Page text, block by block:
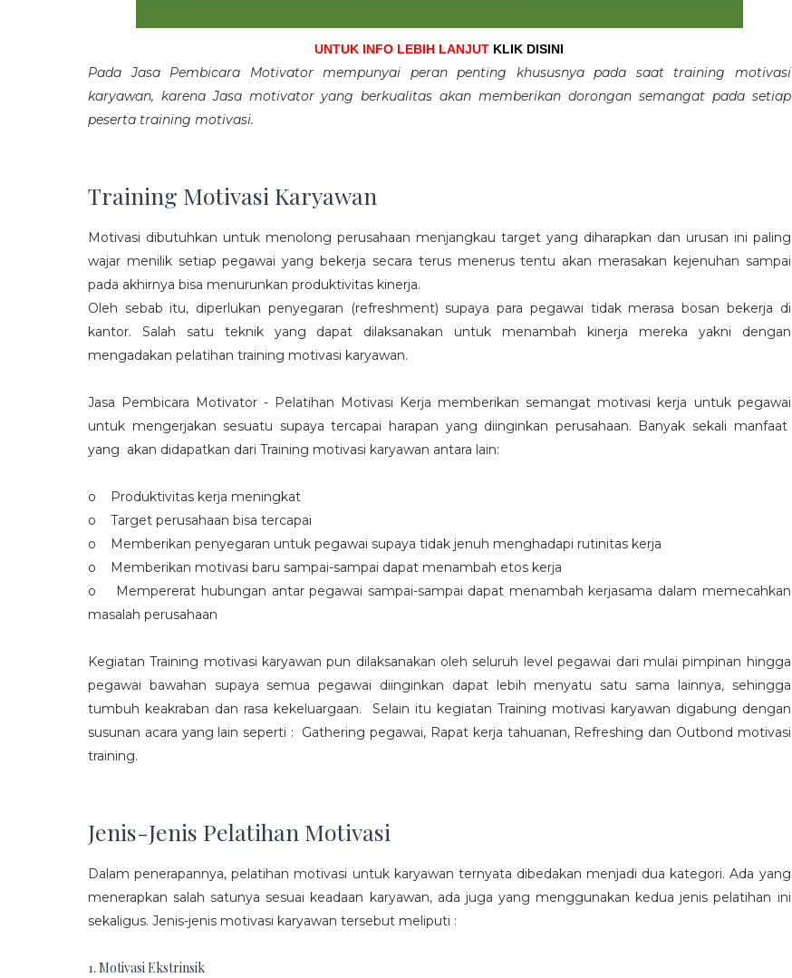
UNTUK INFO LEBIH LANJUT KLIK DISINI
Pada Jasa Pembicara Motivator mempunyai peran penting khususnya pada saat training motivasi
karyawan, karena Jasa motivator yang berkualitas akan memberikan dorongan semangat pada setiap
peserta training motivasi.
Training Motivasi Karyawan
Motivasi dibutuhkan untuk menolong perusahaan menjangkau target yang diharapkan dan urusan ini paling
wajar menilik setiap pegawai yang bekerja secara terus menerus tentu akan merasakan kejenuhan sampai
pada akhirnya bisa menurunkan produktivitas kinerja.
Oleh sebab itu, diperlukan penyegaran (refreshment) supaya para pegawai tidak merasa bosan bekerja di
kantor. Salah satu teknik yang dapat dilaksanakan untuk menambah kinerja mereka yakni dengan
mengadakan pelatihan training motivasi karyawan.
Jasa Pembicara Motivator - Pelatihan Motivasi Kerja memberikan semangat motivasi kerja untuk pegawai
untuk mengerjakan sesuatu supaya tercapai harapan yang diinginkan perusahaan. Banyak sekali manfaat
yang akan didapatkan dari Training motivasi karyawan antara lain:
o Produktivitas kerja meningkat
o Target perusahaan bisa tercapai
o Memberikan penyegaran untuk pegawai supaya tidak jenuh menghadapi rutinitas kerja
o Memberikan motivasi baru sampai-sampai dapat menambah etos kerja
o Mempererat hubungan antar pegawai sampai-sampai dapat menambah kerjasama dalam memecahkan
masalah perusahaan
Kegiatan Training motivasi karyawan pun dilaksanakan oleh seluruh level pegawai dari mulai pimpinan hingga
pegawai bawahan supaya semua pegawai diinginkan dapat lebih menyatu satu sama lainnya, sehingga
tumbuh keakraban dan rasa kekeluargaan. Selain itu kegiatan Training motivasi karyawan digabung dengan
susunan acara yang lain seperti : Gathering pegawai, Rapat kerja tahuanan, Refreshing dan Outbond motivasi
training.
Jenis-Jenis Pelatihan Motivasi
Dalam penerapannya, pelatihan motivasi untuk karyawan ternyata dibedakan menjadi dua kategori. Ada yang
menerapkan salah satunya sesuai keadaan karyawan, ada juga yang menggunakan kedua jenis pelatihan ini
sekaligus. Jenis-jenis motivasi karyawan tersebut meliputi :
1. Motivasi Ekstrinsik